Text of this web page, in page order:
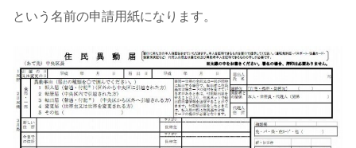
という名前の申請用紙になります。